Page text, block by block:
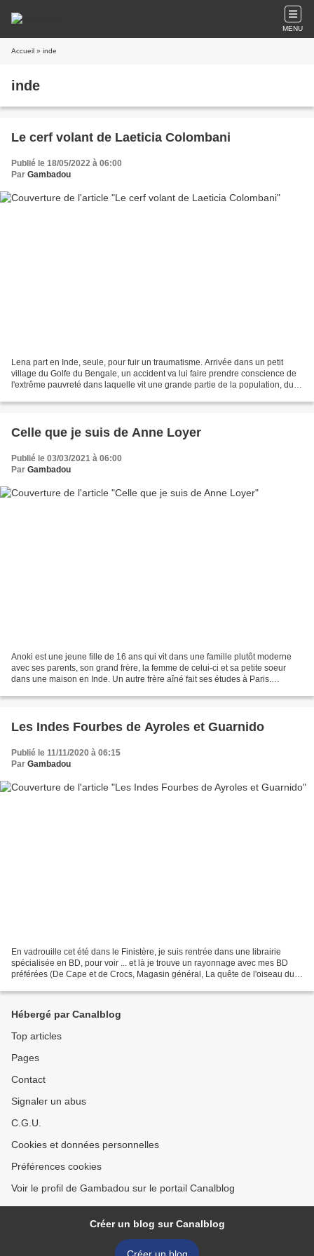
MENU
Accueil » inde
inde
Le cerf volant de Laeticia Colombani
Publié le 18/05/2022 à 06:00
Par Gambadou
Lena part en Inde, seule, pour fuir un traumatisme. Arrivée dans un petit
village du Golfe du Bengale, un accident va lui faire prendre conscience de
l'extrême pauvreté dans laquelle vit une grande partie de la population, du
Celle que je suis de Anne Loyer
Publié le 03/03/2021 à 06:00
Par Gambadou
Anoki est une jeune fille de 16 ans qui vit dans une famille plutôt moderne
avec ses parents, son grand frère, la femme de celui-ci et sa petite soeur
dans une maison en Inde. Un autre frère aîné fait ses études à Paris.
Les Indes Fourbes de Ayroles et Guarnido
Publié le 11/11/2020 à 06:15
Par Gambadou
En vadrouille cet été dans le Finistère, je suis rentrée dans une librairie
spécialisée en BD, pour voir ... et là je trouve un rayonnage avec mes BD
préférées (De Cape et de Crocs, Magasin général, La quête de l'oiseau du
Hébergé par Canalblog
Top articles
Pages
Contact
Signaler un abus
C.G.U.
Cookies et données personnelles
Préférences cookies
Voir le profil de Gambadou sur le portail Canalblog
Créer un blog sur Canalblog